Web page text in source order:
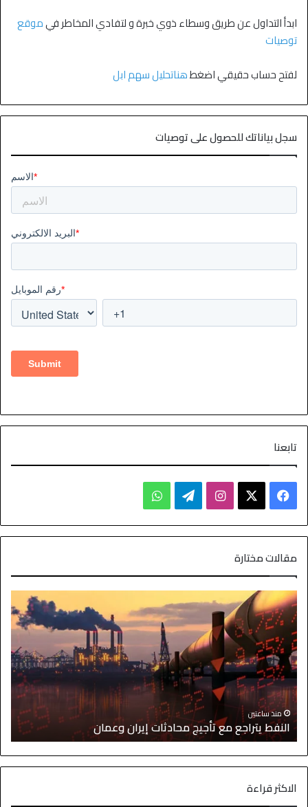
ابدأ التداول عن طريق وسطاء ذوي خبرة و لتفادي المخاطر فيموقع
توصيات
لفتح حساب حقيقي اضغطهناتحليل سهم ابل
سجل بياناتك للحصول على توصيات
تابعنا
مقالات مختارة
منذ ساعتين
النفط يتراجع مع تأجيج محادثات إيران وعمان
الاكثر قراءة